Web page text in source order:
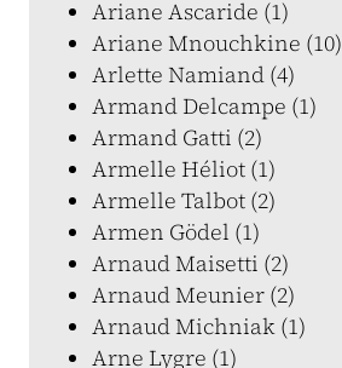
Ariane Ascaride (1)
Ariane Mnouchkine (10)
Arlette Namiand (4)
Armand Delcampe (1)
Armand Gatti (2)
Armelle Héliot (1)
Armelle Talbot (2)
Armen Gödel (1)
Arnaud Maisetti (2)
Arnaud Meunier (2)
Arnaud Michniak (1)
Arne Lygre (1)